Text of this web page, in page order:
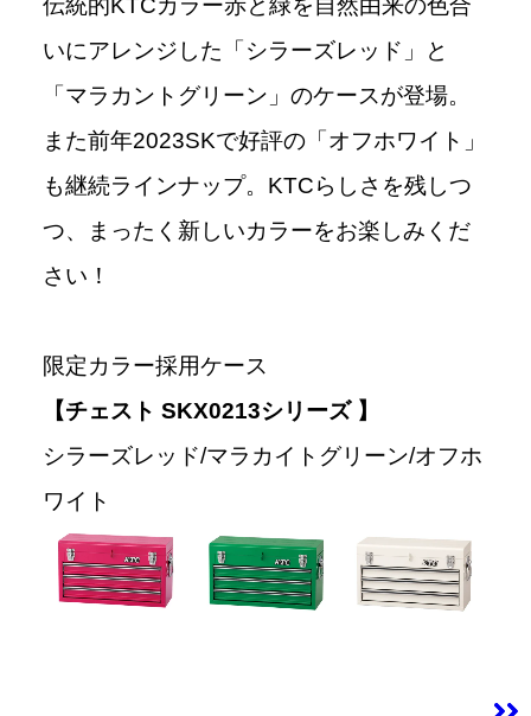
いにアレンジした「シラーズレッド」と
「マラカントグリーン」のケースが登場。
また前年2023SKで好評の「オフホワイト」
も継続ラインナップ。KTCらしさを残しつ
つ、まったく新しいカラーをお楽しみくだ
さい！
限定カラー採用ケース
【チェスト SKX0213シリーズ 】
シラーズレッド/マラカイトグリーン/オフホ
ワイト